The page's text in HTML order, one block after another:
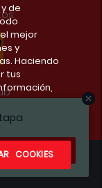
de
mejor
y
Haciendo
tus
COOKIES